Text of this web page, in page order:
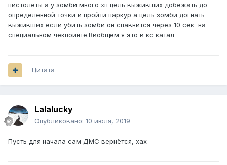
пистолеты а у зомби много хп цель выживших добежать до
определенной точки и пройти паркур а цель зомби догнать
выживших если убить зомби он спавнится через 10 сек на
специальном чекпоинте.Ввобщем я это в кс катал
Цитата
Lalalucky
Опубликовано: 10 июля, 2019
Пусть для начала сам ДМС вернётся, хах